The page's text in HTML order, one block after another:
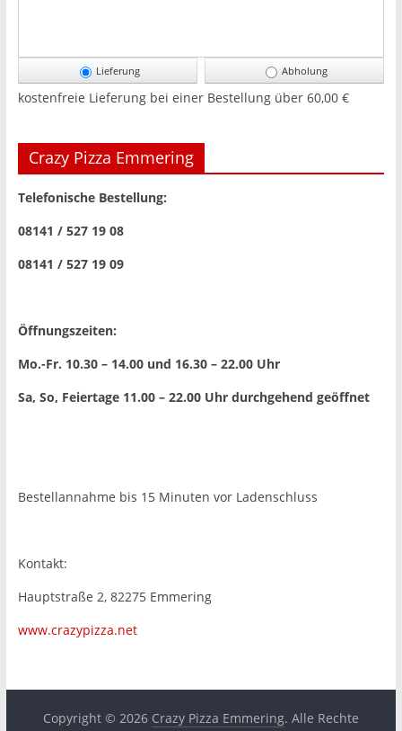
Lieferung Abholung
kostenfreie Lieferung bei einer Bestellung über 60,00 €
Crazy Pizza Emmering
Telefonische Bestellung:
08141 / 527 19 08
08141 / 527 19 09
Öffnungszeiten:
Mo.-Fr. 10.30 – 14.00 und 16.30 – 22.00 Uhr
Sa, So, Feiertage 11.00 – 22.00 Uhr durchgehend geöffnet
Bestellannahme bis 15 Minuten vor Ladenschluss
Kontakt:
Hauptstraße 2, 82275 Emmering
www.crazypizza.net
Copyright © 2026 Crazy Pizza Emmering. Alle Rechte